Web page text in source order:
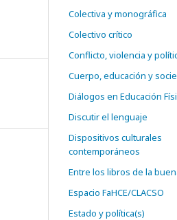
Colectiva y monográfica
Colectivo crítico
Conflicto, violencia y
Cuerpo, educación y
Diálogos en Educación
Discutir el lenguaje
Dispositivos culturales
contemporáneos
Entre los libros de la
Espacio FaHCE/CLACSO
Estado y política(s)